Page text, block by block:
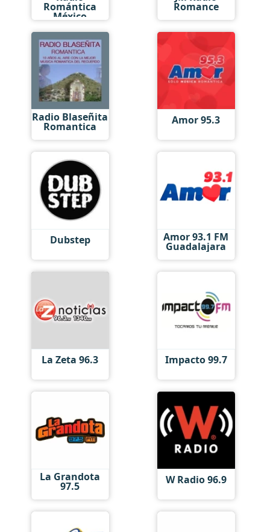
Romántica
México
Romance
Radio Blaseñita
Romantica Amor 95.3
Dubstep Amor 93.1 FM
Guadalajara
La Zeta 96.3 Impacto 99.7
La Grandota
97.5 W Radio 96.9